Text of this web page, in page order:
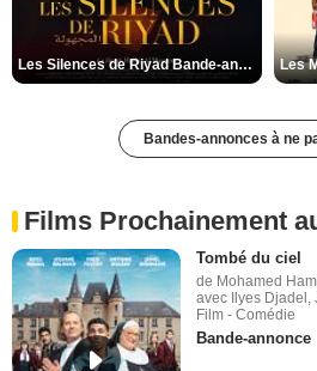
Les Silences de Riyad Bande-annonce VO STFR
Bandes-annonces à ne
Films Prochainement
Tombé du ciel
de Mohamed
avec Ilyes Djadel,
Film - Comédie
Bande-annonce